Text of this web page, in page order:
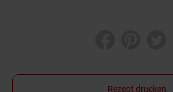
Rezept drucken